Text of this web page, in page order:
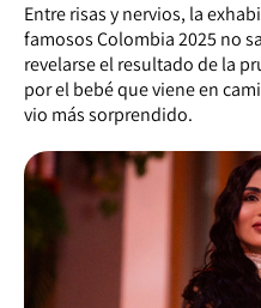
Entre risas y nervios, la
famosos Colombia 2025 no
revelarse el resultado de la
por el bebé que viene en
vio más sorprendido.